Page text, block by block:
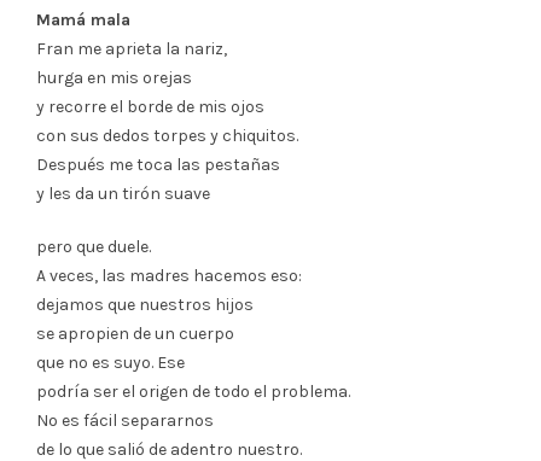
Mamá mala
Fran me aprieta la nariz,
hurga en mis orejas
y recorre el borde de mis ojos
con sus dedos torpes y chiquitos.
Después me toca las pestañas
y les da un tirón suave
pero que duele.
A veces, las madres hacemos eso:
dejamos que nuestros hijos
se apropien de un cuerpo
que no es suyo. Ese
podría ser el origen de todo el problema.
No es fácil separarnos
de lo que salió de adentro nuestro.